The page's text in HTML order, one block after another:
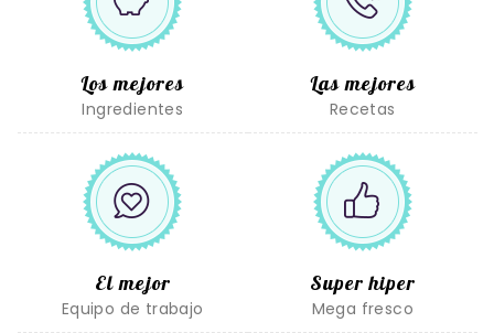
Los mejores
Ingredientes
Las mejores
Recetas
El mejor
Equipo de trabajo
Super hiper
Mega fresco